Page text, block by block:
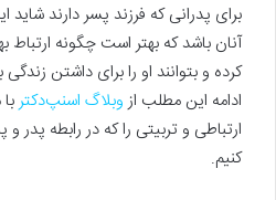
برای پدرانی که فرزند پسر دارند
آنان باشد که بهتر است چگونه ارتباط
کرده و بتوانند او را برای داشتن زندگی
ادامه این مطلب ازوبلاگ اسنپ‌دکتر
ارتباطی و تربیتی را که در رابطه پدر و
کنیم.